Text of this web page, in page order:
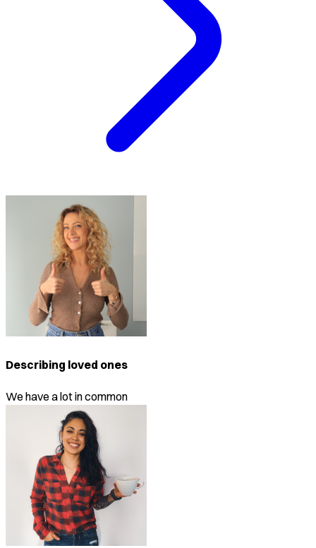
Describing loved ones
We have a lot in common